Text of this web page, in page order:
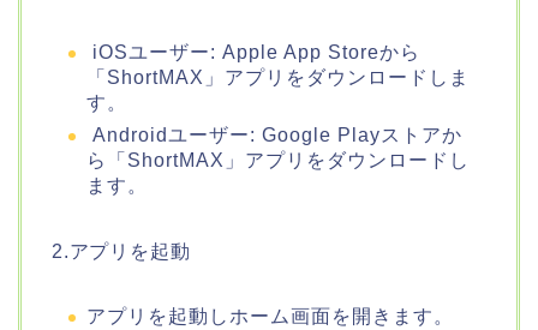
iOSユーザー: Apple App Storeから
「ShortMAX」アプリをダウンロードしま
す。
Androidユーザー: Google Playストアか
ら「ShortMAX」アプリをダウンロードし
ます。
2.アプリを起動
アプリを起動しホーム画面を開きます。